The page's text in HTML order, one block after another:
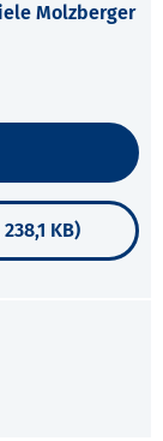
Molzberger
KB)